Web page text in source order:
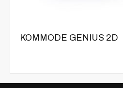
KOMMODE GENIUS 2D